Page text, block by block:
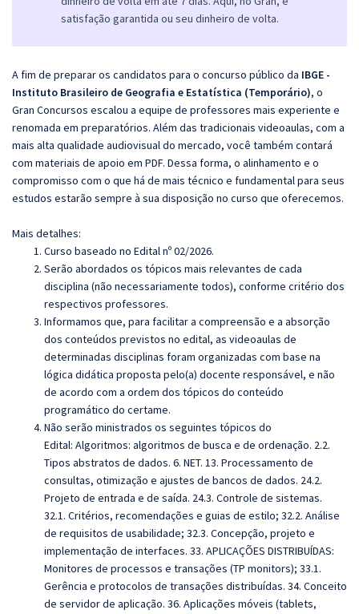
satisfação garantida ou seu dinheiro de volta.
A fim de preparar os candidatos para o concurso público da IBGE -
Instituto Brasileiro de Geografia e Estatística (Temporário), o
Gran Concursos escalou a equipe de professores mais experiente e
renomada em preparatórios. Além das tradicionais videoaulas, com a
mais alta qualidade audiovisual do mercado, você também contará
com materiais de apoio em PDF. Dessa forma, o alinhamento e o
compromisso com o que há de mais técnico e fundamental para seus
estudos estarão sempre à sua disposição no curso que oferecemos.
Mais detalhes:
Curso baseado no Edital nº 02/2026.
Serão abordados os tópicos mais relevantes de cada
disciplina (não necessariamente todos), conforme critério dos
respectivos professores.
Informamos que, para facilitar a compreensão e a absorção
dos conteúdos previstos no edital, as videoaulas de
determinadas disciplinas foram organizadas com base na
lógica didática proposta pelo(a) docente responsável, e não
de acordo com a ordem dos tópicos do conteúdo
programático do certame.
Não serão ministrados os seguintes tópicos do
Edital: Algoritmos: algoritmos de busca e de ordenação. 2.2.
Tipos abstratos de dados. 6. NET. 13. Processamento de
consultas, otimização e ajustes de bancos de dados. 24.2.
Projeto de entrada e de saída. 24.3. Controle de sistemas.
32.1. Critérios, recomendações e guias de estilo; 32.2. Análise
de requisitos de usabilidade; 32.3. Concepção, projeto e
implementação de interfaces. 33. APLICAÇÕES DISTRIBUÍDAS:
Monitores de processos e transações (TP monitors); 33.1.
Gerência e protocolos de transações distribuídas. 34. Conceito
de servidor de aplicação. 36. Aplicações móveis (tablets,